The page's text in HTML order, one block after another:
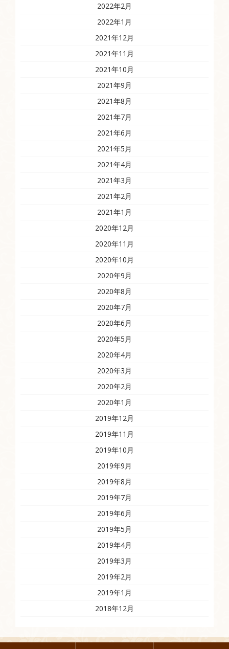
2022年2月
2022年1月
2021年12月
2021年11月
2021年10月
2021年9月
2021年8月
2021年7月
2021年6月
2021年5月
2021年4月
2021年3月
2021年2月
2021年1月
2020年12月
2020年11月
2020年10月
2020年9月
2020年8月
2020年7月
2020年6月
2020年5月
2020年4月
2020年3月
2020年2月
2020年1月
2019年12月
2019年11月
2019年10月
2019年9月
2019年8月
2019年7月
2019年6月
2019年5月
2019年4月
2019年3月
2019年2月
2019年1月
2018年12月